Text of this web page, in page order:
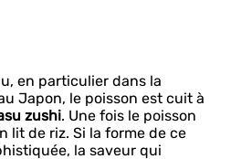
en particulier dans la
Japon, le poisson est cuit à
zushi. Une fois le poisson
lit de riz. Si la forme de ce
la saveur qui